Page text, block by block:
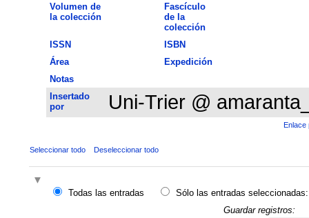
Volumen de
la colección
Fascículo
de la
colección
ISSN
ISBN
Área
Expedición
Notas
Insertado
por
Uni-Trier @
Enlace
Seleccionar todo Deseleccionar todo
Todas las entradas
Sólo las entradas seleccionadas:
Guardar registros: